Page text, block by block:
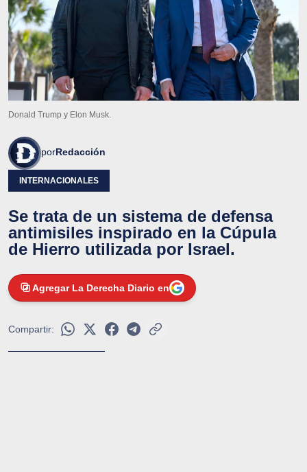
Donald Trump y Elon Musk.
porRedacción
INTERNACIONALES
Se trata de un sistema de defensa
antimisiles inspirado en la Cúpula
de Hierro utilizada por Israel.
Agregar La Derecha Diario en
Compartir: